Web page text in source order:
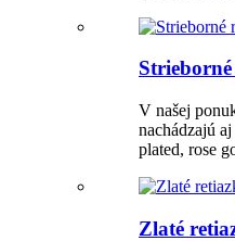
V našej
nachádzajú
plated, rose
Zlaté